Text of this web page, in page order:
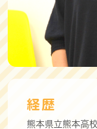
経歴
熊本県立熊本高